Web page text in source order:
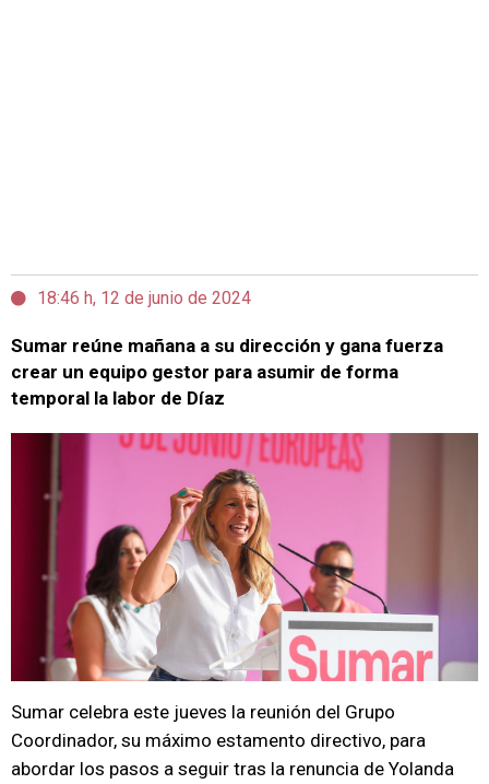
18:46 h, 12 de junio de 2024
Sumar reúne mañana a su dirección y gana fuerza
crear un equipo gestor para asumir de forma
temporal la labor de Díaz
Sumar celebra este jueves la reunión del Grupo
Coordinador, su máximo estamento directivo, para
abordar los pasos a seguir tras la renuncia de Yolanda